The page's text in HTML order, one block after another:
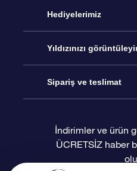
Hizmet
İletişim
Blogu
Değerlendirmeler
Hediyelerimiz
Çevrimiçi Yıldız
OSR Hediye Paketi
OSR Hediye Kartı
Yıldızınızı
Star Register
Kişiselleştirilmiş Yıldız
Sipariş ve teslimat
Ödeme bilgileri
İndirimler ve ürün
ÜCRETSİZ haber